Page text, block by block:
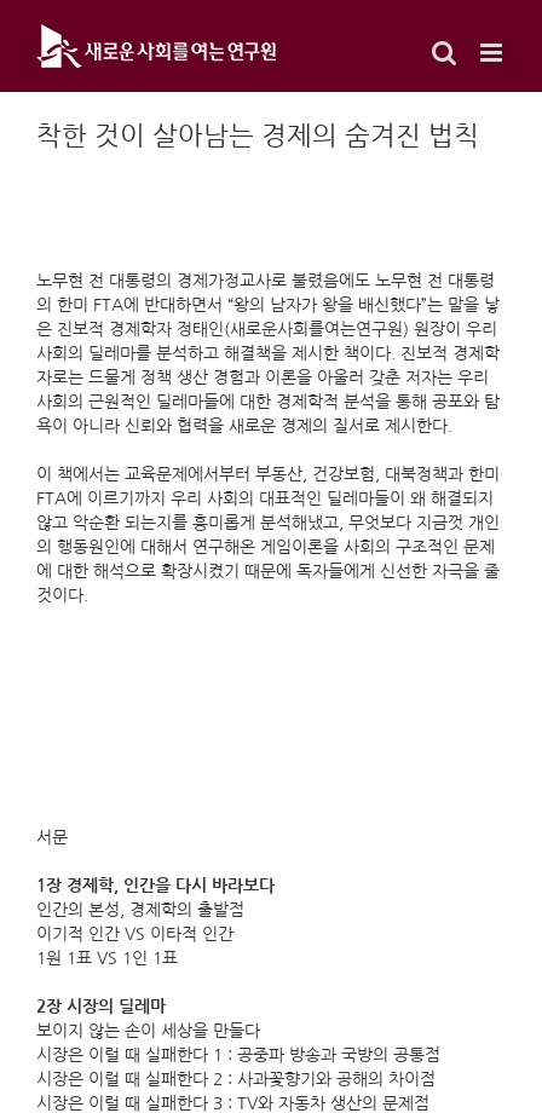
content
착한 것이 살아남는 경제의 숨겨진 법칙
노무현 전 대통령의 경제가정교사로 불렸음에도 노무현 전 대통령
의 한미 FTA에 반대하면서 “왕의 남자가 왕을 배신했다”는 말을 낳
은 진보적 경제학자 정태인(새로운사회를여는연구원) 원장이 우리
사회의 딜레마를 분석하고 해결책을 제시한 책이다. 진보적 경제학
자로는 드물게 정책 생산 경험과 이론을 아울러 갖춘 저자는 우리
사회의 근원적인 딜레마들에 대한 경제학적 분석을 통해 공포와 탐
욕이 아니라 신뢰와 협력을 새로운 경제의 질서로 제시한다.
이 책에서는 교육문제에서부터 부동산, 건강보험, 대북정책과 한미
FTA에 이르기까지 우리 사회의 대표적인 딜레마들이 왜 해결되지
않고 악순환 되는지를 흥미롭게 분석해냈고, 무엇보다 지금껏 개인
의 행동원인에 대해서 연구해온 게임이론을 사회의 구조적인 문제
에 대한 해석으로 확장시켰기 때문에 독자들에게 신선한 자극을 줄
것이다.
서문
1장 경제학, 인간을 다시 바라보다
인간의 본성, 경제학의 출발점
이기적 인간 VS 이타적 인간
1원 1표 VS 1인 1표
2장 시장의 딜레마
보이지 않는 손이 세상을 만들다
시장은 이럴 때 실패한다 1 : 공중파 방송과 국방의 공통점
시장은 이럴 때 실패한다 2 : 사과꽃향기와 공해의 차이점
시장은 이럴 때 실패한다 3 : TV와 자동차 생산의 문제점